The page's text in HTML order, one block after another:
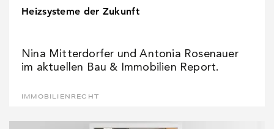
Heizsysteme der Zukunft
Nina Mitterdorfer und Antonia Rosenauer
im aktuellen Bau & Immobilien Report.
IMMOBILIENRECHT